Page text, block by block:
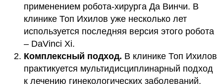
применением робота-хирурга Да Винчи. В
клинике Топ Ихилов уже несколько лет
используется последняя версия этого робота
– DaVinci Xi.
Комплексный подход. В клинике Топ Ихилов
практикуется мультидисциплинарный подход
к лечению гинекологических заболеваний.